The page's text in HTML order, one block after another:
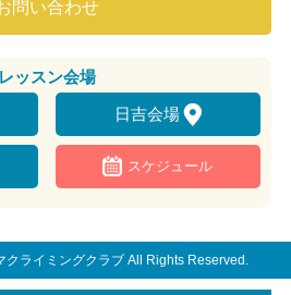
問い合わせ
レッスン会場
日吉会場
スケジュール
ライミングクラブ All Rights Reserved.